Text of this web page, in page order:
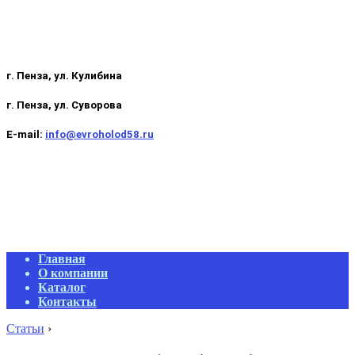
г. Пенза, ул. Кулибина
г. Пенза, ул. Суворова
E-mail: info@evroholod58.ru
Primary
Navigation
Menu
Главная
О компании
Каталог
Контакты
Статьи ›